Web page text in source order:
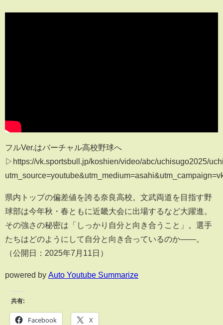
フルVer.はバーチャル高校野球へ
▷https://vk.sportsbull.jp/koshien/video/abc/uchisugo2025/
県内トップの偏差値を誇る奈良高校。文武両道を目指す野
球部は今年秋・春ともに近畿大会に出場するなど大躍進。
その強さの秘密は「しっかり自分と向き合うこと」。選手
たちはどのようにして自分と向き合っているのか——。
（公開日：2025年7月11日）
powered by Auto Youtube Summarize
共有:
Facebook X